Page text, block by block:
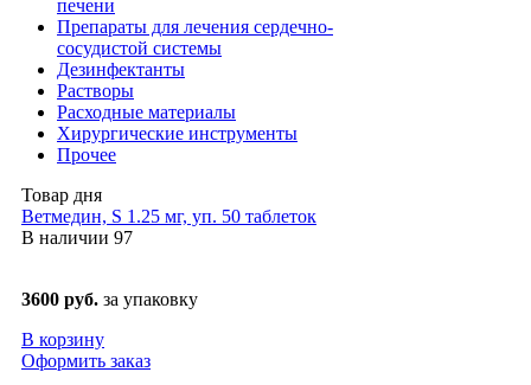
печени
Препараты для лечения сердечно-
сосудистой системы
Дезинфектанты
Растворы
Расходные материалы
Хирургические инструменты
Прочее
Товар дня
Ветмедин, S 1.25 мг, уп. 50 таблеток
В наличии 97
3600 руб. за упаковку
В корзину
Оформить заказ